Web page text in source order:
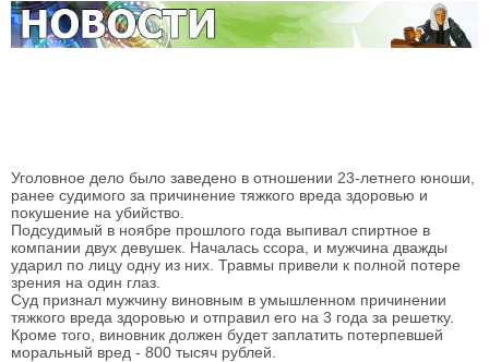
Уголовное дело было заведено в отношении 23-летнего юноши,
ранее судимого за причинение тяжкого вреда здоровью и
покушение на убийство.
Подсудимый в ноябре прошлого года выпивал спиртное в
компании двух девушек. Началась ссора, и мужчина дважды
ударил по лицу одну из них. Травмы привели к полной потере
зрения на один глаз.
Суд признал мужчину виновным в умышленном причинении
тяжкого вреда здоровью и отправил его на 3 года за решетку.
Кроме того, виновник должен будет заплатить потерпевшей
моральный вред - 800 тысяч рублей.